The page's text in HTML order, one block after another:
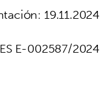
19.11.2024
ES E-002587/2024